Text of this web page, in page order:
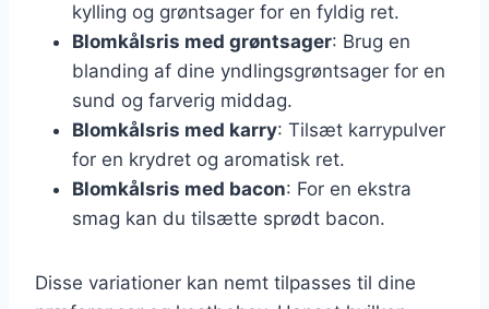
kylling og grøntsager for en fyldig ret.
Blomkålsris med grøntsager: Brug en
blanding af dine yndlingsgrøntsager for en
sund og farverig middag.
Blomkålsris med karry: Tilsæt karrypulver
for en krydret og aromatisk ret.
Blomkålsris med bacon: For en ekstra
smag kan du tilsætte sprødt bacon.
Disse variationer kan nemt tilpasses til dine